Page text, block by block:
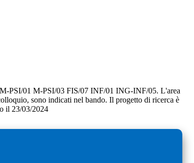
PSI/01 M-PSI/03 FIS/07 INF/01 ING-INF/05. L'area
sono indicati nel bando. Il progetto di ricerca è
il 23/03/2024